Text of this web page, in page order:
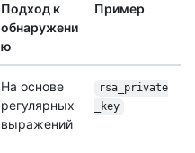
Подход к
обнаружени
ю
Пример
На основе
регулярных
выражений
rsa_private
_key